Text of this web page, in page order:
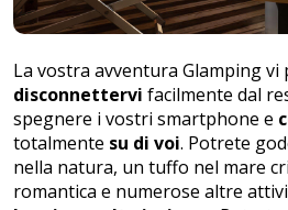
La vostra avventura Glamping vi
disconnettervi facilmente dal
spegnere i vostri smartphone e
totalmente su di voi. Potrete
nella natura, un tuffo nel mare
romantica e numerose altre